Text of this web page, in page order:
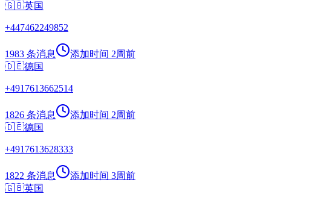
🇬🇧英国
+447462249852
1983 条消息 添加时间 2周前
🇩🇪德国
+4917613662514
1826 条消息 添加时间 2周前
🇩🇪德国
+4917613628333
1822 条消息 添加时间 3周前
🇬🇧英国